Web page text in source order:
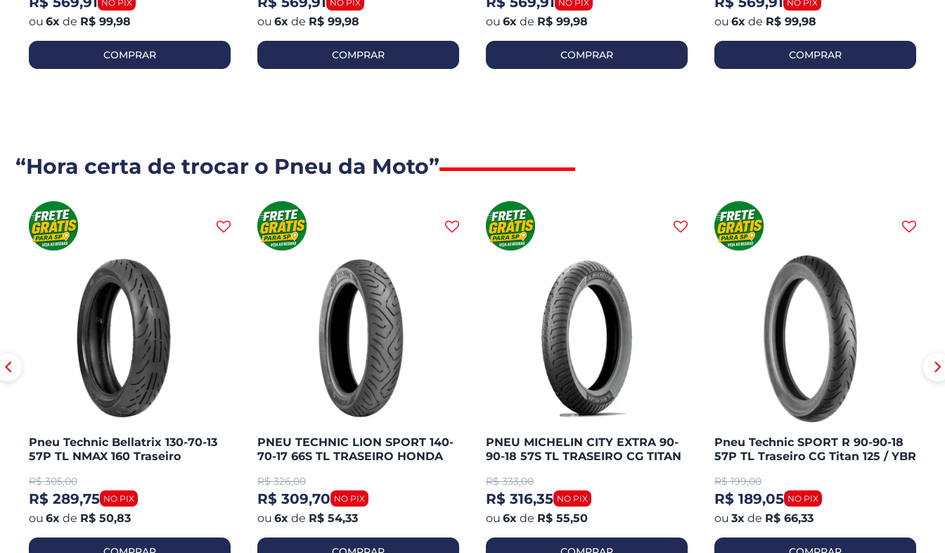
6x de R$ 99,98
COMPRAR
6x de R$ 99,98
COMPRAR
6x de R$ 99,98
COMPRAR
6x de R$ 99,98
COMPRAR
“Hora certa de trocar o Pneu da Moto”
Pneu Technic Bellatrix 130-70-13
57P TL NMAX 160 Traseiro
R$ 305,00
R$ 289,75
6x de R$ 50,83
PNEU TECHNIC LION SPORT 140-
70-17 66S TL TRASEIRO HONDA
250 / KAWASAK
R$ 326,00
R$ 309,70
6x de R$ 54,33
PNEU MICHELIN CITY EXTRA 90-
90-18 57S TL TRASEIRO CG TITAN
YES / FAN
R$ 333,00
R$ 316,35
6x de R$ 55,50
Pneu Technic SPORT R 90-90-18
57P TL Traseiro CG Titan 125 / YBR
R$ 199,00
R$ 189,05
3x de R$ 66,33